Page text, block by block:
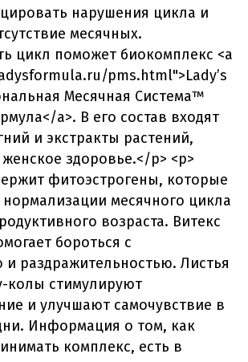
нарушения цикла и
месячных.
цикл поможет биокомплекс <a
pms.html">Lady’s
Месячная Система™
a>. В его состав входят
и экстракты растений,
здоровье.</p> <p>
фитоэстрогены, которые
нормализации месячного цикла
возраста. Витекс
бороться с
и раздражительностью. Листья
колы стимулируют
и улучшают самочувствие в
Информация о том, как
комплекс, есть в